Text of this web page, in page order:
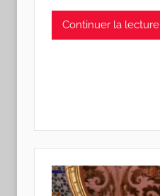
Continuer la lecture